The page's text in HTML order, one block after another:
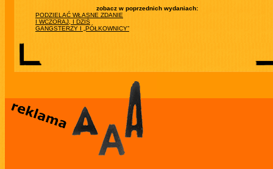
zobacz w poprzednich wydaniach:
PODZIELAĆ WŁASNE ZDANIE
I WCZORAJ, I DZIŚ
GANGSTERZY I „PÓŁKOWNICY”